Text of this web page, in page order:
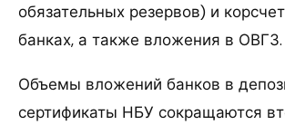
обязательных резервов) и
банках, а также вложения в ОВГЗ.
Объемы вложений банков в
сертификаты НБУ сокращаются